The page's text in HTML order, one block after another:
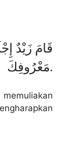
قَامَ زَيْدٌ
مَعْرُوفِكَ.